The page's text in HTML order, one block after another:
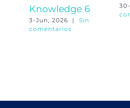
Knowledge 6
3-Jun, 2026 |
Sin
comentarios